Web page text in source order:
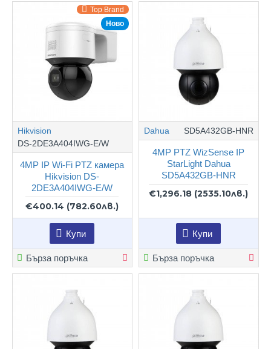
Ново
Top Brand
Hikvision
DS-2DE3A404IWG-E/W
4MP IP Wi-Fi PTZ камера
Hikvision DS-
2DE3A404IWG-E/W
€400.14 (782.60лв.)
Купи
Бърза поръчка
Dahua SD5A432GB-HNR
4MP PTZ WizSense IP
StarLight Dahua
SD5A432GB-HNR
€1,296.18 (2535.10лв.)
Купи
Бърза поръчка